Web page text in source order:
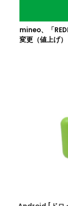
mineo、「
変更（値上げ）